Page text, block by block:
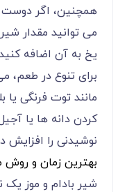
همچنین، اگر دوست
می ‌توانید مقدار
یخ به آن اضافه
برای تنوع در طعم،
مانند توت فرنگی یا
کردن دانه ‌ها یا
نوشیدنی را افزایش
بهترین زمان و روش
شیر بادام و موز